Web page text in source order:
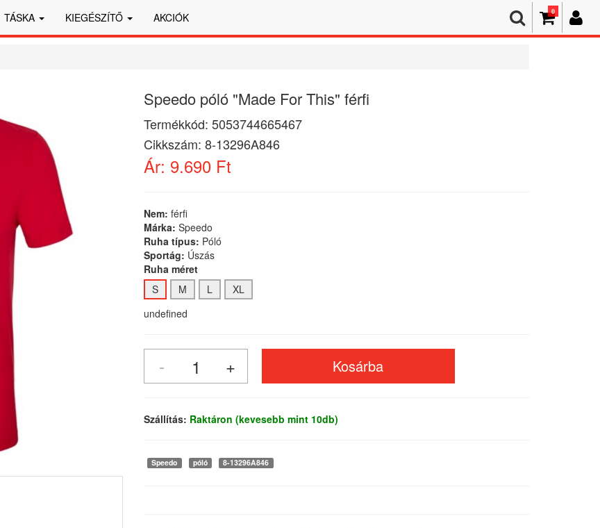
0
TÁSKA KIEGÉSZÍTŐ AKCIÓK
Speedo póló "Made For This" férfi
Termékkód: 5053744665467
Cikkszám: 8-13296A846
Ár: 9.690 Ft
Nem: férfi
Márka: Speedo
Ruha típus: Póló
Sportág: Úszás
Ruha méret
S
M L
XL
undefined
Szállítás: Raktáron (kevesebb mint 10db)
Speedo póló 8-13296A846